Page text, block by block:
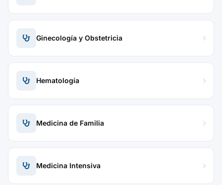
Ginecología y Obstetricia
Hematología
Medicina de Familia
Medicina Intensiva